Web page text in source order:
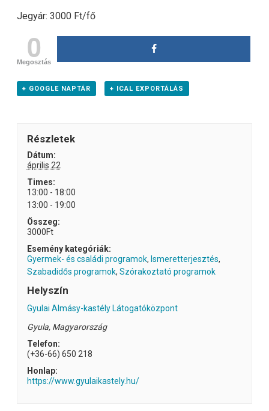
Jegyár: 3000 Ft/fő
0
Megosztás
+ GOOGLE NAPTÁR + ICAL EXPORTÁLÁS
Részletek
Dátum:
április 22
Times:
13:00 - 18:00
13:00 - 19:00
Összeg:
3000Ft
Esemény kategóriák:
Gyermek- és családi programok, Ismeretterjesztés,
Szabadidős programok, Szórakoztató programok
Helyszín
Gyulai Almásy-kastély Látogatóközpont
Gyula, Magyarország
Telefon:
(+36-66) 650 218
Honlap:
https://www.gyulaikastely.hu/